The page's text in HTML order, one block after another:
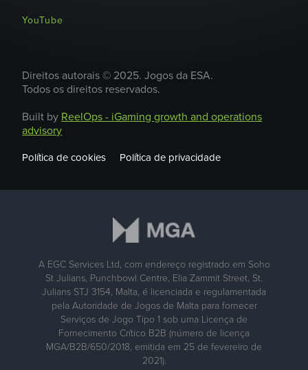
YouTube
Direitos autorais © 2025. Jogos da ESA.
Todos os direitos reservados.
Built by ReelOps - iGaming growth and operations
advisory
Política de cookies Política de privacidade
A EGC Services Ltd, com endereço registrado em Soho
St Julians, Punchbowl Centre, Elia Zammit Street, St.
Julians STJ 3154, Malta, é licenciada e regulamentada
pela Autoridade de Jogos de Malta para fornecer
Serviços de Jogo Tipo 1 sob uma Licença de
Fornecimento Crítico B2B (número de licença
MGA/B2B/650/2018, emitida em 25 de fevereiro de
2021).